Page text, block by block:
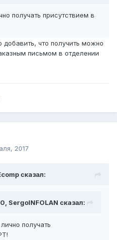
получать присутствием в
что получить можно
письмом в отделении
2017
сказал:
SergoINFOLAN сказал:
получать